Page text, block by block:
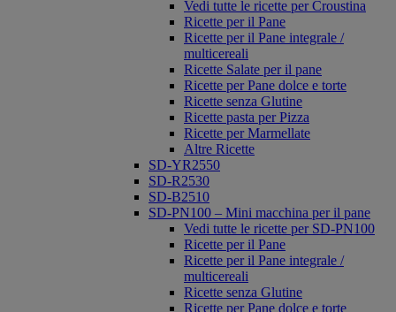
Vedi tutte le ricette per Croustina
Ricette per il Pane
Ricette per il Pane integrale /
multicereali
Ricette Salate per il pane
Ricette per Pane dolce e torte
Ricette senza Glutine
Ricette pasta per Pizza
Ricette per Marmellate
Altre Ricette
SD-YR2550
SD-R2530
SD-B2510
SD-PN100 – Mini macchina per il pane
Vedi tutte le ricette per SD-PN100
Ricette per il Pane
Ricette per il Pane integrale /
multicereali
Ricette senza Glutine
Ricette per Pane dolce e torte